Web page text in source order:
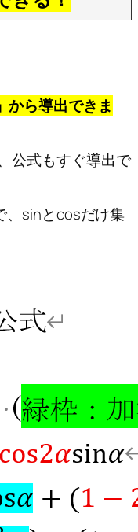
から導出できま
公式もすぐ導出で
、sinとcosだけ集